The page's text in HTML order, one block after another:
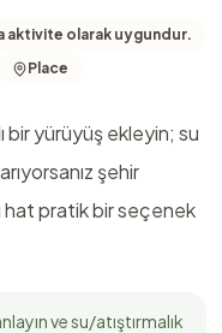
aktivite olarak uygundur.
Place
bir yürüyüş ekleyin; su
şehir
hat pratik bir seçenek
ve su/atıştırmalık